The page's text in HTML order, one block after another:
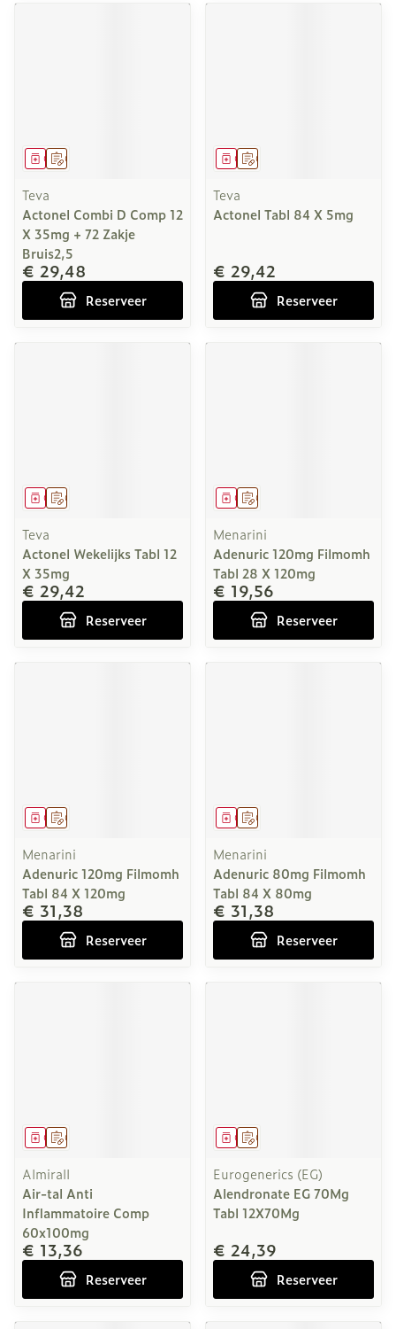
Op voorschrift
Geneesmiddel
Teva
Actonel Combi D Comp 12
X 35mg + 72 Zakje
Bruis2,5
€ 29,48
Reserveer
Op voorschrift
Geneesmiddel
Teva
Actonel Tabl 84 X 5mg
€ 29,42
Reserveer
Op voorschrift
Geneesmiddel
Teva
Actonel Wekelijks Tabl 12
X 35mg
€ 29,42
Reserveer
Op voorschrift
Geneesmiddel
Menarini
Adenuric 120mg Filmomh
Tabl 28 X 120mg
€ 19,56
Reserveer
Op voorschrift
Geneesmiddel
Menarini
Adenuric 120mg Filmomh
Tabl 84 X 120mg
€ 31,38
Reserveer
Op voorschrift
Geneesmiddel
Menarini
Adenuric 80mg Filmomh
Tabl 84 X 80mg
€ 31,38
Reserveer
Op voorschrift
Geneesmiddel
Almirall
Air-tal Anti
Inflammatoire Comp
60x100mg
€ 13,36
Reserveer
Op voorschrift
Geneesmiddel
Eurogenerics (EG)
Alendronate EG 70Mg
Tabl 12X70Mg
€ 24,39
Reserveer